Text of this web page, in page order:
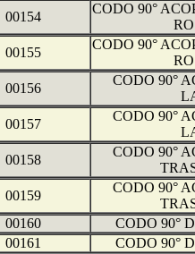
00154
CODO 90°
00155
CODO 90°
00156
CODO 90°
00157
CODO 90°
00158
CODO 90°
00159
CODO 90°
00160 CODO 90°
00161 CODO 90°